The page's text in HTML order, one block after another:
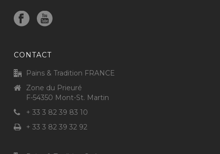
CONTACT
Pains & Tradition FRANCE
Zone du Prieuré
F-54350 Mont-St. Martin
+ 33 3 82 39 83 10
+ 33 3 82 39 32 92